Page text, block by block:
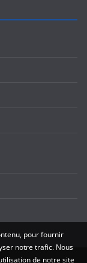
pour fournir
notre trafic. Nous
de notre site